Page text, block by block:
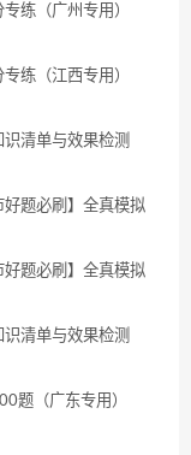
练（广州专用）
练（江西专用）
清单与效果检测
题必刷】全真模拟
题必刷】全真模拟
清单与效果检测
题（广东专用）